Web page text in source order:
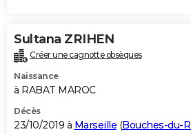
Sultana ZRIHEN
Créer une cagnotte obsèques
Naissance
à RABAT MAROC
Décès
23/10/2019 à Marseille (Bouches-du-